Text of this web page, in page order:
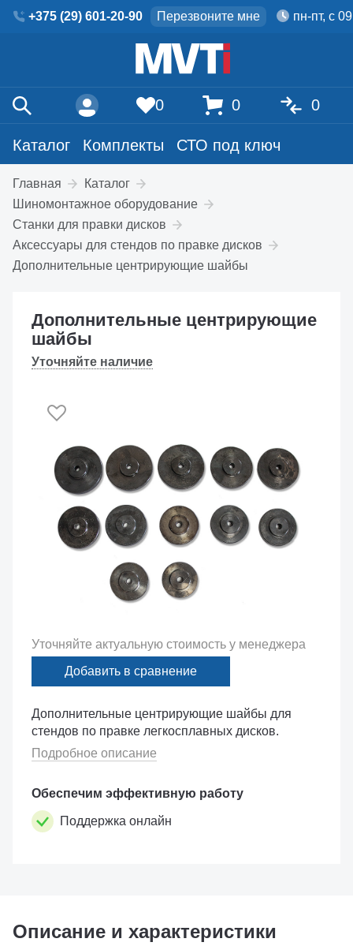
+375 (29) 601-20-90 Перезвоните мне пн-пт, с
Каталог Комплекты СТО под ключ
0 0 0
Главная
Каталог
Шиномонтажное оборудование
Станки для правки дисков
Аксессуары для стендов по правке дисков
Дополнительные центрирующие шайбы
Дополнительные центрирующие
шайбы
Уточняйте наличие
Дополнительные центрирующие шайбы для
стендов по правке легкосплавных дисков.
Подробное описание
Обеспечим эффективную работу
Поддержка онлайн
Уточняйте актуальную стоимость у менеджера
Добавить в сравнение
Описание и характеристики